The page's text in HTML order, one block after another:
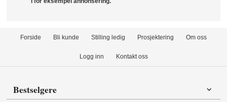
Forside Bli kunde Stilling ledig Prosjektering Om oss
Logg inn Kontakt oss
Bestselgere